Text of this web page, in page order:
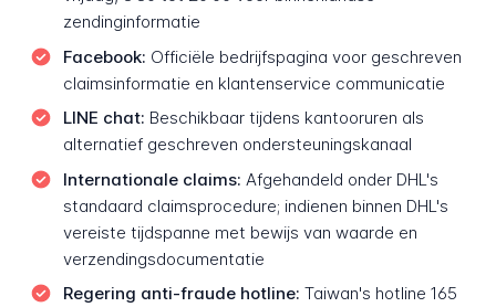
zendinginformatie
Facebook: Officiële bedrijfspagina voor geschreven
claimsinformatie en klantenservice communicatie
LINE chat: Beschikbaar tijdens kantooruren als
alternatief geschreven ondersteuningskanaal
Internationale claims: Afgehandeld onder DHL's
standaard claimsprocedure; indienen binnen DHL's
vereiste tijdspanne met bewijs van waarde en
verzendingsdocumentatie
Regering anti-fraude hotline: Taiwan's hotline 165